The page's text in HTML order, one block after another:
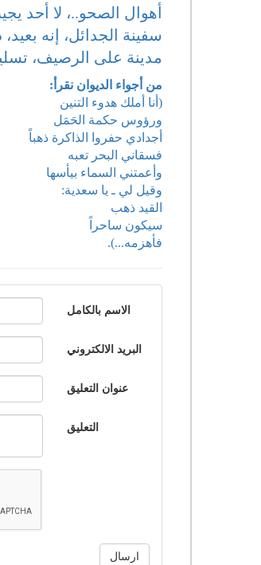
أهوال الصحو..، لا أحد
سفينة الجدائل، إنه
مدينة على الرصيف،
من أجواء الديوان نقرأ:
(أنا أملك هدوء التنين
ورؤوس حكمة الحَمَل
أجدادي حفروا الذاكرة ذهباً
فسقاني البحر تعبه
وأعمتني السماء بيأسها
وقيل لي ـ يا سعدية:
القيد ذهب
سيكون ساحراً
فأهزمه...).
الاسم بالكامل
البريد الالكتروني
عنوان التعليق
التعليق
ارسال